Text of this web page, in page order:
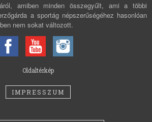
amiben minden összegyűlt, ami a többi
a sportág népszerűségéhez hasonlóan
nem sokat változott.
Oldaltérkép
IMPRESSZUM